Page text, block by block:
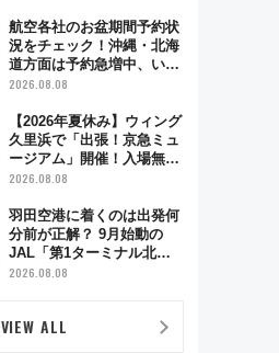
航空各社のお盆期間予約状
況をチェック！沖縄・北海
道方面は予約急増中、いま
から狙うべき日は？
2026.08.08
【2026年夏休み】ウィング
久里浜で「出張！京急ミュ
ージアム」開催！入場無料
でスタンプラリーや子ども
2026.08.08
羽田空港に着くのは出発何
分前が正解？ 9月始動の
JAL「第1ターミナル北側
サテライト」は徒歩1キロ
2026.08.08
VIEW ALL